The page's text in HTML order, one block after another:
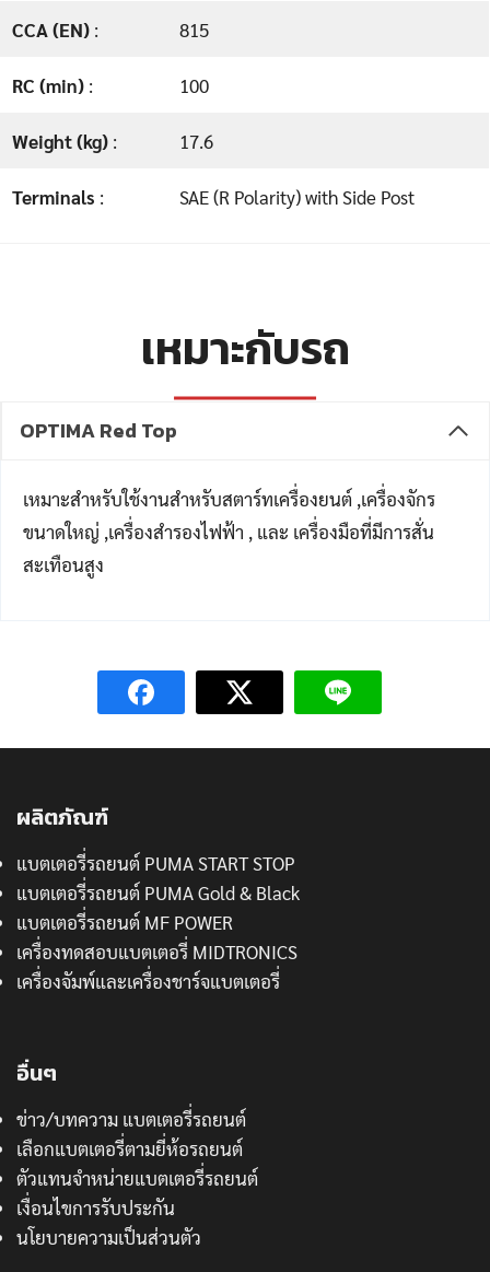
CCA (EN) : 815
RC (min) : 100
Weight (kg) : 17.6
Terminals : SAE (R Polarity) with Side Post
เหมาะกับรถ
OPTIMA Red Top
เหมาะสำหรับใช้งานสำหรับสตาร์ทเครื่องยนต์ ,เครื่องจักร
ขนาดใหญ่ ,เครื่องสำรองไฟฟ้า , และ เครื่องมือที่มีการสั่น
สะเทือนสูง
ผลิตภัณฑ์
แบตเตอรี่รถยนต์ PUMA START STOP
แบตเตอรี่รถยนต์ PUMA Gold & Black
แบตเตอรี่รถยนต์ MF POWER
เครื่องทดสอบแบตเตอรี่ MIDTRONICS
เครื่องจัมพ์และเครื่องชาร์จแบตเตอรี่
อื่นๆ
ข่าว/บทความ แบตเตอรี่รถยนต์
เลือกแบตเตอรี่ตามยี่ห้อรถยนต์
ตัวแทนจำหน่ายแบตเตอรี่รถยนต์
เงื่อนไขการรับประกัน
นโยบายความเป็นส่วนตัว